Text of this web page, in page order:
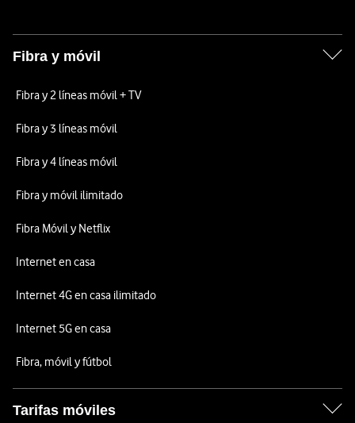
Fibra y móvil
Fibra y 2 líneas móvil + TV
Fibra y 3 líneas móvil
Fibra y 4 líneas móvil
Fibra y móvil ilimitado
Fibra Móvil y Netflix
Internet en casa
Internet 4G en casa ilimitado
Internet 5G en casa
Fibra, móvil y fútbol
Tarifas móviles